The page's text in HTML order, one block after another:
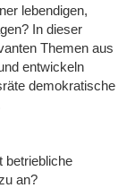
lebendigen,
In dieser
Themen aus
entwickeln
demokratische
betriebliche
an?